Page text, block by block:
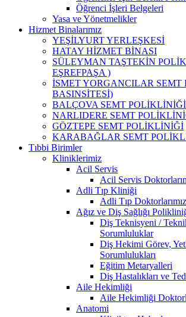
Öğrenci İşleri Belgeleri
Yasa ve Yönetmelikler
Hizmet Binalarımız
YEŞİLYURT YERLEŞKESİ
HATAY HİZMET BİNASI
SÜLEYMAN TAŞTEKİN
EŞREFPAŞA )
İSMET YORGANCILAR SEMT
BASINSİTESİ)
BALÇOVA SEMT POLİKLİNİĞİ
NARLIDERE SEMT
GÖZTEPE SEMT POLİKLİNİĞİ
KARABAĞLAR SEMT
Tıbbi Birimler
Kliniklerimiz
Acil Servis
Acil Servis
Adli Tıp Kliniği
Adli Tıp Doktorlarımız
Ağız ve Diş Sağlığı
Diş Teknisyeni /
Sorumluluklar
Diş Hekimi Görev,
Sorumlulukları
Eğitim Metaryalleri
Diş Hastalıkları ve
Aile Hekimliği
Aile Hekimliği
Anatomi